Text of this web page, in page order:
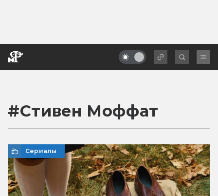
#Стивен Моффат
Сериалы